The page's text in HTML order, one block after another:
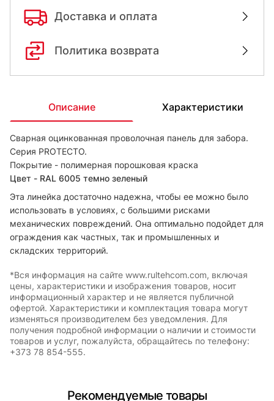
Доставка и оплата
Политика возврата
Описание Характеристики
Сварная оцинкованная проволочная панель для забора.
Серия PROTECTO.
Покрытие - полимерная порошковая краска
Цвет - RAL 6005 темно зеленый
Эта линейка достаточно надежна, чтобы ее можно было
использовать в условиях, с большими рисками
механических повреждений. Она оптимально подойдет для
ограждения как частных, так и промышленных и
складских территорий.
*Вся информация на сайте www.rultehcom.com, включая
цены, характеристики и изображения товаров, носит
информационный характер и не является публичной
офертой. Характеристики и комплектация товара могут
изменяться производителем без уведомления. Для
получения подробной информации о наличии и стоимости
товаров и услуг, пожалуйста, обращайтесь по телефону:
+373 78 854-555.
Рекомендуемые товары